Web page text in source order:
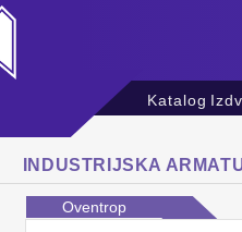
Katalog
INDUSTRIJSKA
Oventrop